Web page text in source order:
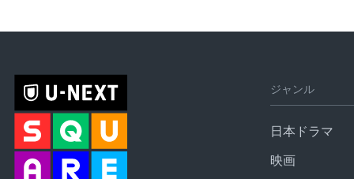
ジャンル
日本ドラマ
映画